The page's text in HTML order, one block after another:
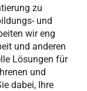
zu
und
wir eng
und anderen
Lösungen für
und
dabei, Ihre